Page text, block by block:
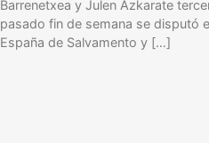
Barrenetxea y Julen Azkarate
pasado fin de semana se disputó
España de Salvamento y […]